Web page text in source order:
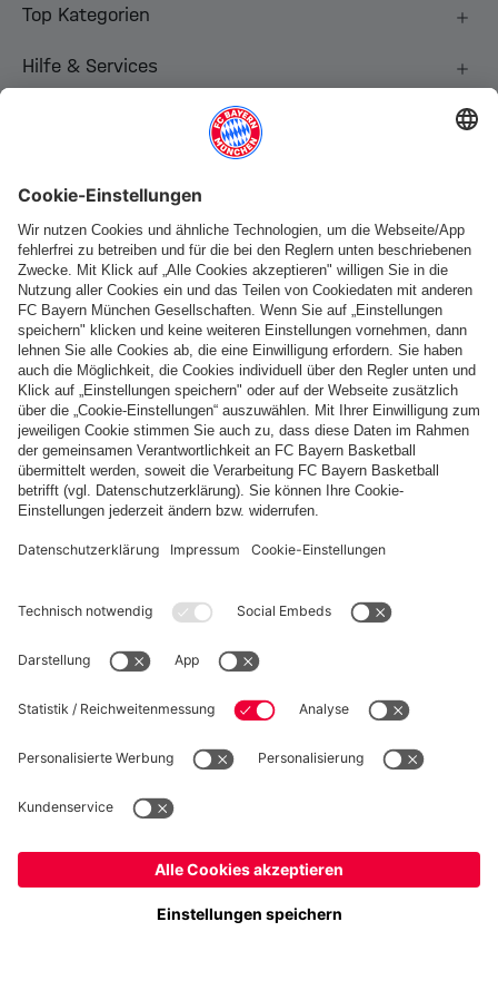
Top Kategorien
Hilfe & Services
Folge uns
Zahlung & Lieferung
FC Bayern Store App
WIDERRUF
Datenschutz
Cookie Details
Preise inklusive MwSt. und zzgl. Versandkosten
© FC Bayern München AG
FC Bayern München AG, Säbener Str. 51-57, 81547 München
Ja,Österreich, um dorthin zu liefern!
Weltweit, um dorthin zu liefern!